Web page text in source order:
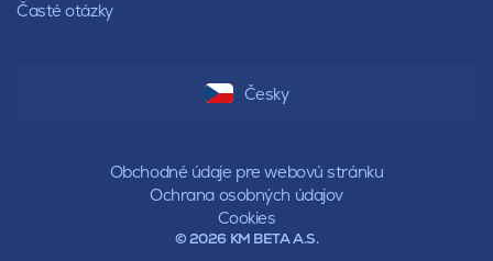
Hodonka
Časté otázky
Česky
© 2026 KM BETA A.S.
Obchodné údaje pre webovú stránku
Ochrana osobných údajov
Cookies